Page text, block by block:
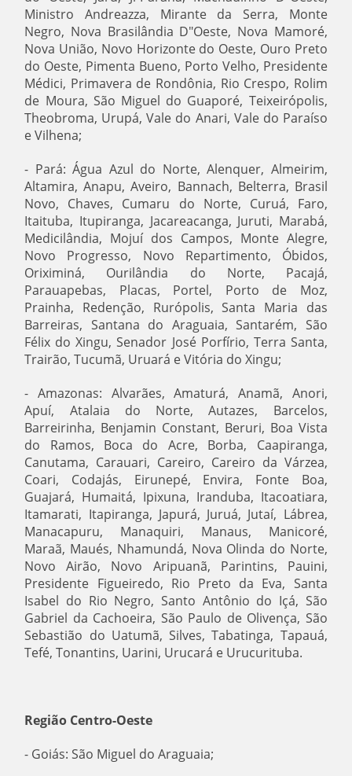
Ministro Andreazza, Mirante da Serra, Monte
Negro, Nova Brasilândia D"Oeste, Nova Mamoré,
Nova União, Novo Horizonte do Oeste, Ouro Preto
do Oeste, Pimenta Bueno, Porto Velho, Presidente
Médici, Primavera de Rondônia, Rio Crespo, Rolim
de Moura, São Miguel do Guaporé, Teixeirópolis,
Theobroma, Urupá, Vale do Anari, Vale do Paraíso
e Vilhena;
- Pará: Água Azul do Norte, Alenquer, Almeirim,
Altamira, Anapu, Aveiro, Bannach, Belterra, Brasil
Novo, Chaves, Cumaru do Norte, Curuá, Faro,
Itaituba, Itupiranga, Jacareacanga, Juruti, Marabá,
Medicilândia, Mojuí dos Campos, Monte Alegre,
Novo Progresso, Novo Repartimento, Óbidos,
Oriximiná, Ourilândia do Norte, Pacajá,
Parauapebas, Placas, Portel, Porto de Moz,
Prainha, Redenção, Rurópolis, Santa Maria das
Barreiras, Santana do Araguaia, Santarém, São
Félix do Xingu, Senador José Porfírio, Terra Santa,
Trairão, Tucumã, Uruará e Vitória do Xingu;
- Amazonas: Alvarães, Amaturá, Anamã, Anori,
Apuí, Atalaia do Norte, Autazes, Barcelos,
Barreirinha, Benjamin Constant, Beruri, Boa Vista
do Ramos, Boca do Acre, Borba, Caapiranga,
Canutama, Carauari, Careiro, Careiro da Várzea,
Coari, Codajás, Eirunepé, Envira, Fonte Boa,
Guajará, Humaitá, Ipixuna, Iranduba, Itacoatiara,
Itamarati, Itapiranga, Japurá, Juruá, Jutaí, Lábrea,
Manacapuru, Manaquiri, Manaus, Manicoré,
Maraã, Maués, Nhamundá, Nova Olinda do Norte,
Novo Airão, Novo Aripuanã, Parintins, Pauini,
Presidente Figueiredo, Rio Preto da Eva, Santa
Isabel do Rio Negro, Santo Antônio do Içá, São
Gabriel da Cachoeira, São Paulo de Olivença, São
Sebastião do Uatumã, Silves, Tabatinga, Tapauá,
Tefé, Tonantins, Uarini, Urucará e Urucurituba.
Região Centro-Oeste
- Goiás: São Miguel do Araguaia;